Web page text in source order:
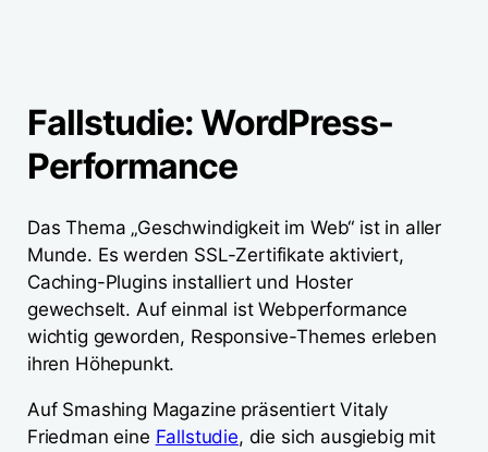
Fallstudie: WordPress-
Performance
Das Thema „Geschwindigkeit im Web“ ist in aller
Munde. Es werden SSL-Zertifikate aktiviert,
Caching-Plugins installiert und Hoster
gewechselt. Auf einmal ist Webperformance
wichtig geworden, Responsive-Themes erleben
ihren Höhepunkt.
Auf Smashing Magazine präsentiert Vitaly
Friedman eine Fallstudie, die sich ausgiebig mit